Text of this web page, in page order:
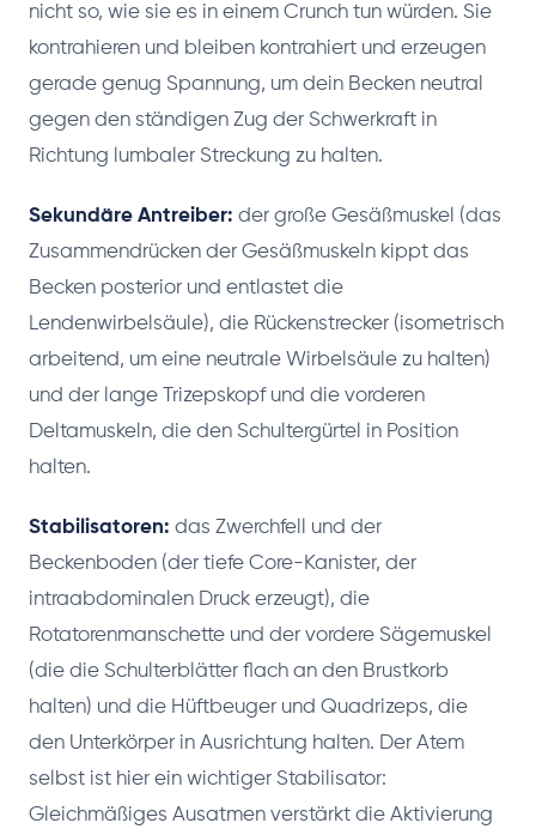
nicht so, wie sie es in einem Crunch tun würden. Sie
kontrahieren und bleiben kontrahiert und erzeugen
gerade genug Spannung, um dein Becken neutral
gegen den ständigen Zug der Schwerkraft in
Richtung lumbaler Streckung zu halten.
Sekundäre Antreiber: der große Gesäßmuskel (das
Zusammendrücken der Gesäßmuskeln kippt das
Becken posterior und entlastet die
Lendenwirbelsäule), die Rückenstrecker (isometrisch
arbeitend, um eine neutrale Wirbelsäule zu halten)
und der lange Trizepskopf und die vorderen
Deltamuskeln, die den Schultergürtel in Position
halten.
Stabilisatoren: das Zwerchfell und der
Beckenboden (der tiefe Core-Kanister, der
intraabdominalen Druck erzeugt), die
Rotatorenmanschette und der vordere Sägemuskel
(die die Schulterblätter flach an den Brustkorb
halten) und die Hüftbeuger und Quadrizeps, die
den Unterkörper in Ausrichtung halten. Der Atem
selbst ist hier ein wichtiger Stabilisator:
Gleichmäßiges Ausatmen verstärkt die Aktivierung